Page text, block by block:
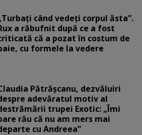
când vedeți corpul ăsta”.
a răbufnit după ce a fost
că a pozat în costum de
cu formele la vedere
Pătrășcanu, dezvăluiri
adevăratul motiv al
trupei Exotic: „Îmi
rău că nu am mers mai
cu Andreea”